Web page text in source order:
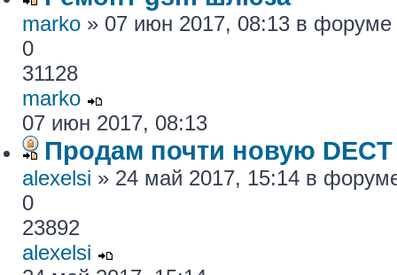
marko » 07 июн 2017, 08:13 в форуме
0
31128
marko
07 июн 2017, 08:13
Продам почти новую DECT
alexelsi » 24 май 2017, 15:14 в
0
23892
alexelsi